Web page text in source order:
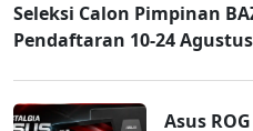
Seleksi Calon Pimpinan
Pendaftaran 10-24 Agustus
Asus